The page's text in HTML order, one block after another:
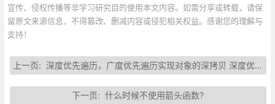
宣传、侵权传播等非学习研究目的使用本文内容。如需分享或转载，请保
留原文来源信息，不得篡改、删减内容或侵犯相关权益。感谢您的理解与
支持！
上一页:深度优先遍历，广度优先遍历实现对象的深拷贝 深度优先遍历
下一页:什么时候不使用箭头函数?